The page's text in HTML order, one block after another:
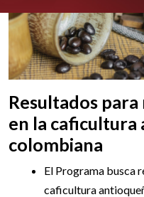
Resultados
en la caficultura
colombiana
El Programa busca
caficultura